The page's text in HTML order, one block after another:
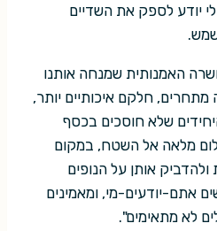
יודע לספק את השדיים
האמנותית שמנחה אותנו
מתחרים, חלקם איכותיים יותר,
שלא חוסכים בכסף
מלאה אל השטח, במקום
ולהדביק אותן על הנופים
אתם-יודעים-מי, ומאמינים
לא מתאימים".